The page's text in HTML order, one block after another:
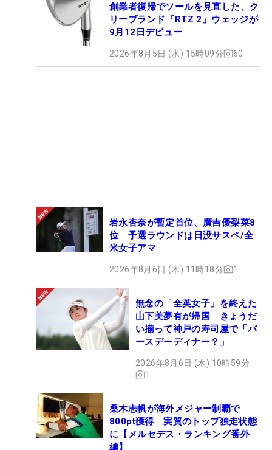
創業者復帰でソールを見直した、ク
リーブランド『RTZ 2』ウェッジが
9月12日デビュー
2026年8月5日 (水) 15時09分 60
岩永杏奈が暫定首位、廣吉優梨菜8
位 予選ラウンドは日没サスペ/全
米女子アマ
2026年8月6日 (木) 11時18分 1
無念の「全英女子」を終えた
山下美夢有が帰国 きょうだ
い揃って神戸の寿司屋で「バ
ースデーディナー？」
2026年8月6日 (木) 10時59分
1
桑木志帆が海外メジャー制覇で
800pt獲得 実質のトップ独走状態
に【メルセデス・ランキング番外
編】